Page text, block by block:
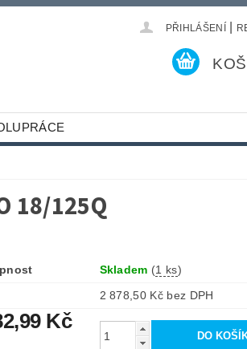
PŘIHLÁŠENÍ
18/125Q
Skladem (1 ks)
2 878,50 Kč bez DPH
Kč